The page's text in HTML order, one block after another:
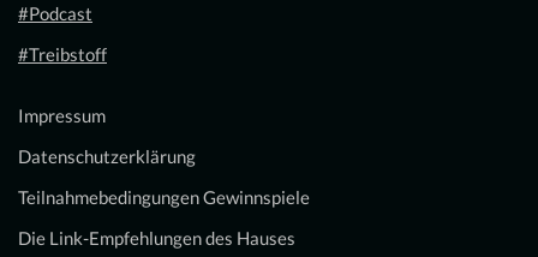
#Podcast
#Treibstoff
Impressum
Datenschutzerklärung
Teilnahmebedingungen Gewinnspiele
Die Link-Empfehlungen des Hauses